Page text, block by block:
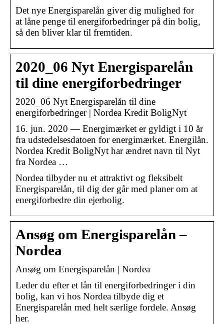
Det nye Energisparelån giver dig mulighed for
at låne penge til energiforbedringer på din bolig,
så den bliver klar til fremtiden.
2020_06 Nyt Energisparelån
til dine energiforbedringer
2020_06 Nyt Energisparelån til dine
energiforbedringer | Nordea Kredit BoligNyt
16. jun. 2020 — Energimærket er gyldigt i 10 år
fra udstedelsesdatoen for energimærket. Energilån.
Nordea Kredit BoligNyt har ændret navn til Nyt
fra Nordea …
Nordea tilbyder nu et attraktivt og fleksibelt
Energisparelån, til dig der går med planer om at
energiforbedre din ejerbolig.
Ansøg om Energisparelån –
Nordea
Ansøg om Energisparelån | Nordea
Leder du efter et lån til energiforbedringer i din
bolig, kan vi hos Nordea tilbyde dig et
Energisparelån med helt særlige fordele. Ansøg
her.